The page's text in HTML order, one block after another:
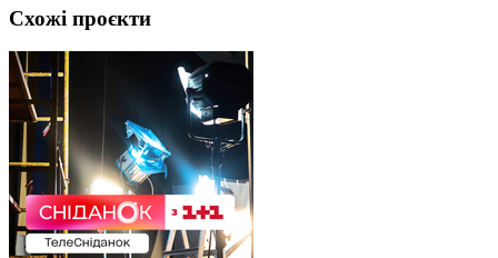
Схожі проєкти